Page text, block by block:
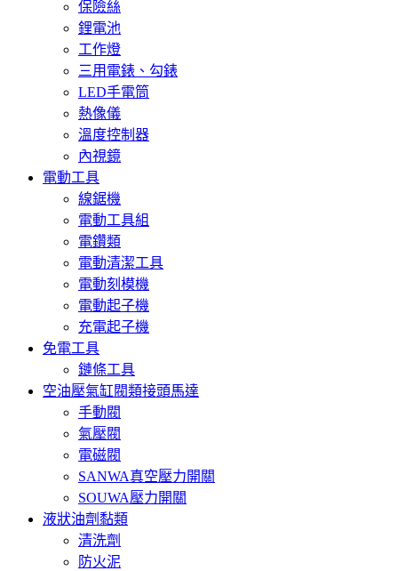
保險絲
鋰電池
工作燈
三用電錶、勾錶
LED手電筒
熱像儀
溫度控制器
內視鏡
電動工具
線鋸機
電動工具組
電鑽類
電動清潔工具
電動刻模機
電動起子機
充電起子機
免電工具
鏈條工具
空油壓氣缸閥類接頭馬達
手動閥
氣壓閥
電磁閥
SANWA真空壓力開關
SOUWA壓力開關
液狀油劑黏類
清洗劑
防火泥